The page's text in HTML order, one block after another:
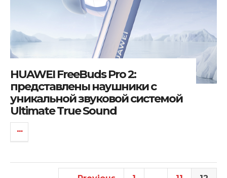
HUAWEI FreeBuds Pro 2:
представлены наушники с
уникальной звуковой системой
Ultimate True Sound